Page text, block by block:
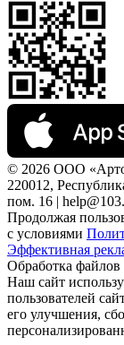
© 2026 ООО
220012,
пом. 16 |
Продолжая
с условиями
Эффективная
Обработка файлов
Наш сайт
пользователей
его улучшения,